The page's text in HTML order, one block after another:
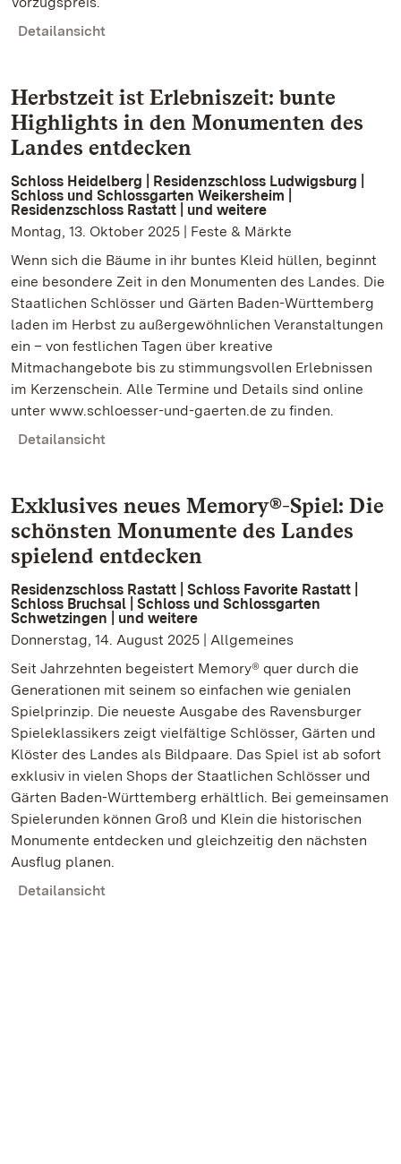
Detailansicht
Herbstzeit ist Erlebniszeit: bunte
Highlights in den Monumenten des
Landes entdecken
Schloss Heidelberg | Residenzschloss Ludwigsburg |
Schloss und Schlossgarten Weikersheim |
Residenzschloss Rastatt | und weitere
Montag, 13. Oktober 2025 | Feste & Märkte
Wenn sich die Bäume in ihr buntes Kleid hüllen, beginnt
eine besondere Zeit in den Monumenten des Landes. Die
Staatlichen Schlösser und Gärten Baden-Württemberg
laden im Herbst zu außergewöhnlichen Veranstaltungen
ein – von festlichen Tagen über kreative
Mitmachangebote bis zu stimmungsvollen Erlebnissen
im Kerzenschein. Alle Termine und Details sind online
unter www.schloesser-und-gaerten.de zu finden.
Detailansicht
Exklusives neues Memory®-Spiel: Die
schönsten Monumente des Landes
spielend entdecken
Residenzschloss Rastatt | Schloss Favorite Rastatt |
Schloss Bruchsal | Schloss und Schlossgarten
Schwetzingen | und weitere
Donnerstag, 14. August 2025 | Allgemeines
Seit Jahrzehnten begeistert Memory® quer durch die
Generationen mit seinem so einfachen wie genialen
Spielprinzip. Die neueste Ausgabe des Ravensburger
Spieleklassikers zeigt vielfältige Schlösser, Gärten und
Klöster des Landes als Bildpaare. Das Spiel ist ab sofort
exklusiv in vielen Shops der Staatlichen Schlösser und
Gärten Baden-Württemberg erhältlich. Bei gemeinsamen
Spielerunden können Groß und Klein die historischen
Monumente entdecken und gleichzeitig den nächsten
Ausflug planen.
Detailansicht